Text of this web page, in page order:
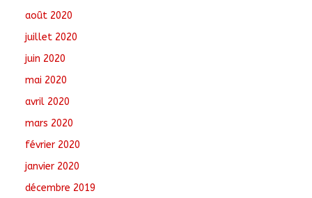
août 2020
juillet 2020
juin 2020
mai 2020
avril 2020
mars 2020
février 2020
janvier 2020
décembre 2019